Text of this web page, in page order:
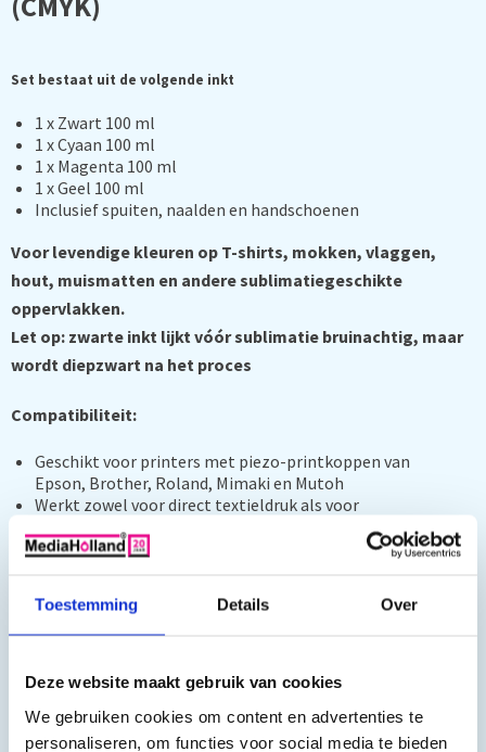
Toestemming Details Over
Deze website maakt gebruik van cookies
We gebruiken cookies om content en advertenties te
personaliseren, om functies voor social media te bieden
Set bestaat uit de volgende inkt
1 x Zwart 100 ml
1 x Cyaan 100 ml
1 x Magenta 100 ml
1 x Geel 100 ml
Inclusief spuiten, naalden en handschoenen
Voor levendige kleuren op T-shirts, mokken, vlaggen,
hout, muismatten en andere sublimatiegeschikte
oppervlakken.
Let op: zwarte inkt lijkt vóór sublimatie bruinachtig, maar
wordt diepzwart na het proces
Compatibiliteit:
Geschikt voor printers met piezo-printkoppen van
Epson, Brother, Roland, Mimaki en Mutoh
Werkt zowel voor direct textieldruk als voor
thermotransfer via sublimatiepapier
Geen speciale voorzorgsmaatregelen nodig
Kan direct worden bijgevuld in bestaande systemen
inkt, verdwijnen vanzelf
Veiligheidsinformatie: